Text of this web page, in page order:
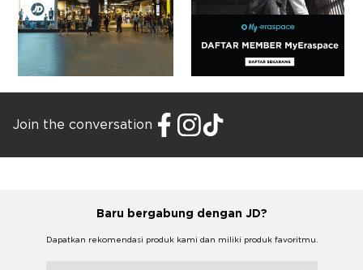
Join the conversation
Baru bergabung dengan JD?
Dapatkan rekomendasi produk kami dan miliki produk favoritmu.